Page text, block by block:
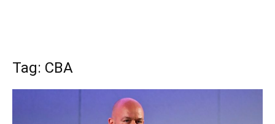
Tag: CBA